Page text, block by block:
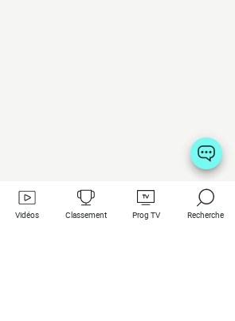
Vidéos Classement Prog TV Recherche